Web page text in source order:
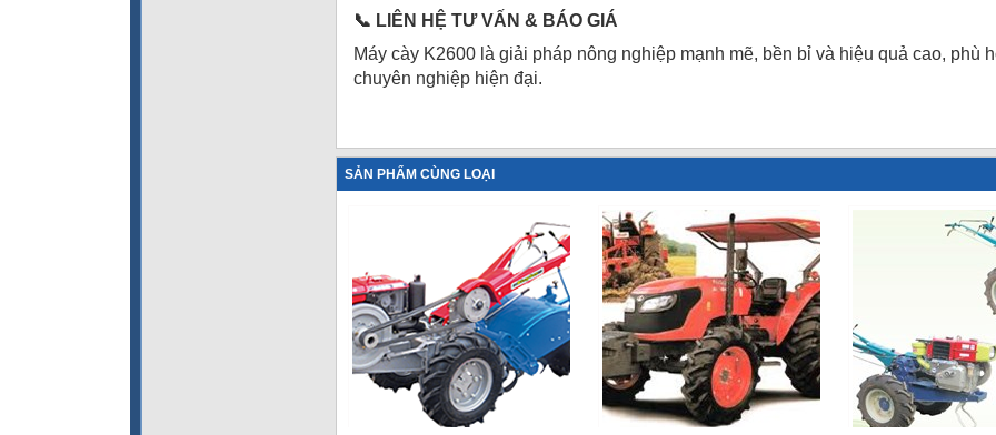
📞 LIÊN HỆ TƯ VẤN & BÁO GIÁ
Máy cày K2600 là giải pháp nông nghiệp mạnh mẽ, bền bỉ và hiệu quả cao, phù
chuyên nghiệp hiện đại.
SẢN PHẨM CÙNG LOẠI